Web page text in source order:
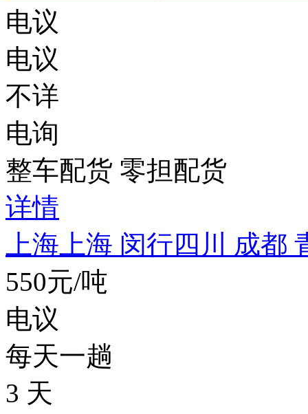
电议
电议
不详
电询
整车配货 零担配货
详情
上海上海 闵行四川 成都
550元/吨
电议
每天一趟
3 天